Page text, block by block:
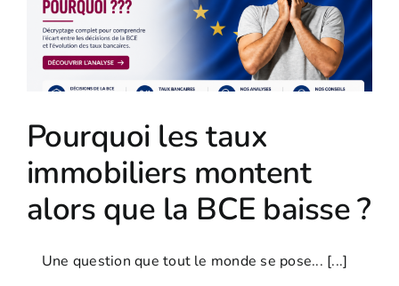
Pourquoi les taux
immobiliers montent
alors que la BCE baisse ?
Une question que tout le monde se pose... [...]